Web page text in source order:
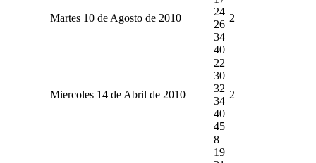
Martes 10 de Agosto de 2010
24
26
34
40
2
Miercoles 14 de Abril de 2010
22
30
32
34
40
45
2
8
19